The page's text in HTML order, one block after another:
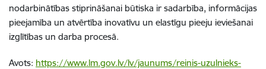
nodarbinātības stiprināšanai būtiska ir sadarbība, informācijas
pieejamība un atvērtība inovatīvu un elastīgu pieeju ieviešanai
izglītības un darba procesā.
Avots: https://www.lm.gov.lv/lv/jaunums/reinis-uzulnieks-